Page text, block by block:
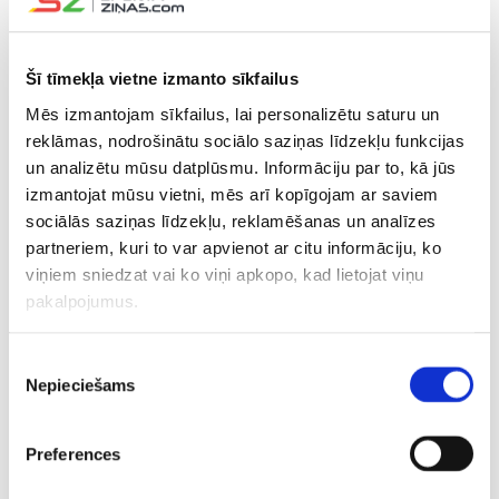
Šī tīmekļa vietne izmanto sīkfailus
Mēs izmantojam sīkfailus, lai personalizētu saturu un
reklāmas, nodrošinātu sociālo saziņas līdzekļu funkcijas
un analizētu mūsu datplūsmu. Informāciju par to, kā jūs
izmantojat mūsu vietni, mēs arī kopīgojam ar saviem
sociālās saziņas līdzekļu, reklamēšanas un analīzes
partneriem, kuri to var apvienot ar citu informāciju, ko
viņiem sniedzat vai ko viņi apkopo, kad lietojat viņu
pakalpojumus.
izvēle
Nepieciešams
Preferences
komanda. Abos puslaikos uzkrātais deficīts “Vitality” bija
par lielu un neļāva atspēlēties, kas nozīmēja, ka “broky”
pārstāvētā vienība varēja svinēt gana pārliecinošu uzvaru
ar rezultātu 16:10 un iekļūšanu “Spring Groups 2022”
lielajā finālā, kas norisināsies 5. februārī. Spēles
kopvērtējumā latvietis bija otrais labākais savā komandā
ar 21 “killu”, atpaliekot vien no “ropz”, kurš bija labākais
serverī, nošaujot pretiniekus 29 reizes. Tas viņam deva
arī mača vērtīgākā spēlētāja godu. “Vitality” rindās ar 26
“killiem” izcēlās “ZywOo”. Sīkāka mača statistika redzama
attālināti notiekošais “BLAST Premier” “Spring Groups
2022” tiek izspēlēts starp trīs apakšgrupām, kurās katrā ir